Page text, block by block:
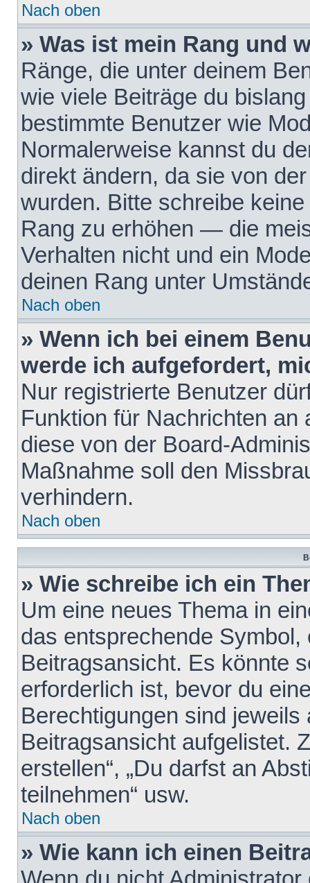
Nach oben
» Was ist mein Rang und
Ränge, die unter deinem
wie viele Beiträge du
bestimmte Benutzer wie
Normalerweise kannst du
direkt ändern, da sie von
wurden. Bitte schreibe
Rang zu erhöhen — die
Verhalten nicht und ein
deinen Rang unter
Nach oben
» Wenn ich bei einem
werde ich aufgefordert,
Nur registrierte Benutzer
Funktion für Nachrichten
diese von der Board-
Maßnahme soll den
verhindern.
Nach oben
» Wie schreibe ich ein
Um eine neues Thema in
das entsprechende
Beitragsansicht. Es könnte
erforderlich ist, bevor du
Berechtigungen sind
Beitragsansicht aufgelistet.
erstellen“, „Du darfst an
teilnehmen“ usw.
Nach oben
» Wie kann ich einen